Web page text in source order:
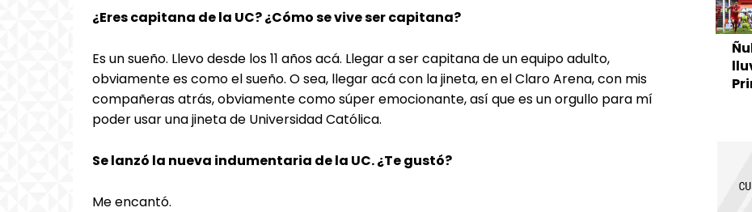
¿Eres capitana de la UC? ¿Cómo se vive ser capitana?
Es un sueño. Llevo desde los 11 años acá. Llegar a ser capitana de un equipo adulto,
obviamente es como el sueño. O sea, llegar acá con la jineta, en el Claro Arena, con mis
compañeras atrás, obviamente como súper emocionante, así que es un orgullo para mí
poder usar una jineta de Universidad Católica.
Se lanzó la nueva indumentaria de la UC. ¿Te gustó?
Me encantó.